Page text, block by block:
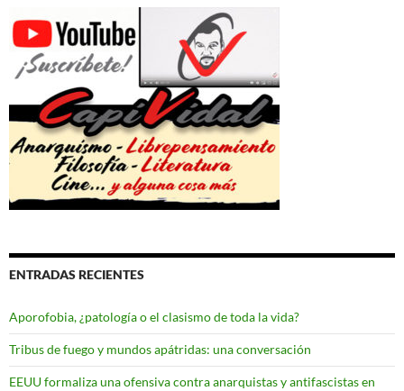
ENTRADAS RECIENTES
Aporofobia, ¿patología o el clasismo de toda la vida?
Tribus de fuego y mundos apátridas: una conversación
EEUU formaliza una ofensiva contra anarquistas y antifascistas en